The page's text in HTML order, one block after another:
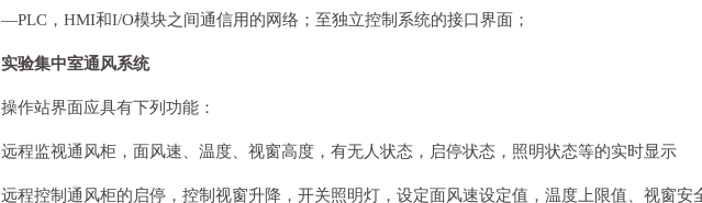
—PLC，HMI和I/O模块之间通信用的网络；至独立控制系统的接口界面；
实验集中室通风系统
操作站界面应具有下列功能：
远程监视通风柜，面风速、温度、视窗高度，有无人状态，启停状态，照明状态等的实时显示
远程控制通风柜的启停，控制视窗升降，开关照明灯，设定面风速设定值，温度上限值、视窗安